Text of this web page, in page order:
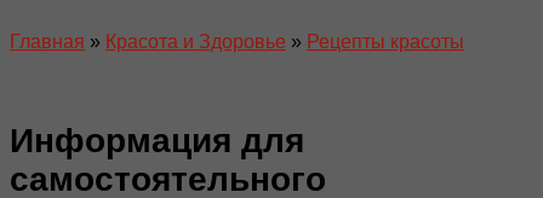
Главная » Красота и Здоровье » Рецепты красоты
Информация для
самостоятельного